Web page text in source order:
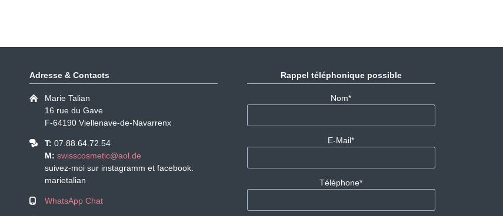
Adresse & Contacts
Marie Talian
16 rue du Gave
F-64190 Viellenave-de-Navarrenx
T: 07.88.64.72.54
M: swisscosmetic@aol.de
suivez-moi sur instagramm et facebook:
marietalian
WhatsApp Chat
Rappel téléphonique possible
Champ
Nom*
Champ
E-Mail*
Champ
Téléphone*